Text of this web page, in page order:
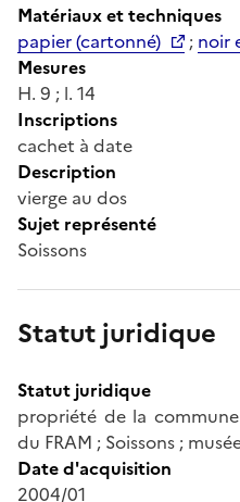
Matériaux et techniques
papier (cartonné)
; noir
Mesures
H. 9 ; l. 14
Inscriptions
cachet à date
Description
vierge au dos
Sujet représenté
Soissons
Statut juridique
Statut juridique
propriété de la
du FRAM ; Soissons ;
Date d'acquisition
2004/01